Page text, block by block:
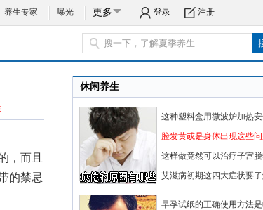
养生专家 曝光 更多 登录 注册
，而且
的禁忌
休闲养生
这种塑料盒用微波炉加热
脸发黄或是身体出现这些
这样做竟然可以治疗子宫
艾滋病初期这四大症状要
早孕试纸的正确使用方法